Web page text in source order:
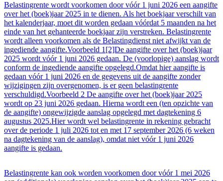
Belastingrente wordt voorkomen door vóór 1 juni 2026 een aangifte
over het (boek)jaar 2025 in te dienen. Als het boekjaar verschilt van
het kalenderjaar, moet dit worden gedaan vóórdat 5 maanden na het
einde van het gehanteerde boekjaar zijn verstreken. Belastingrente
wordt alleen voorkomen als de Belastingdienst niet afwijkt van de
ingediende aangifte.Voorbeeld 1[2]De aangifte over het (boek)jaar
2025 wordt vóór 1 juni 2026 gedaan. De (voorlopige) aanslag wordt
conform de ingediende aangifte opgelegd.Omdat hier aangifte is
gedaan vóór 1 juni 2026 en de gegevens uit de aangifte zonder
wijzigingen zijn overgenomen, is er geen belastingrente
verschuldigd.Voorbeeld 2 De aangifte over het (boek)jaar 2025
wordt op 23 juni 2026 gedaan. Hierna wordt een (ten opzichte van
de aangifte) ongewijzigde aanslag opgelegd met dagtekening 6
augustus 2025.Hier wordt wel belastingrente in rekening gebracht
over de periode 1 juli 2026 tot en met 17 september 2026 (6 weken
na dagtekening van de aanslag), omdat niet vóór 1 juni 2026
aangifte is gedaan.
Belastingrente kan ook worden voorkomen door vóór 1 mei 2026